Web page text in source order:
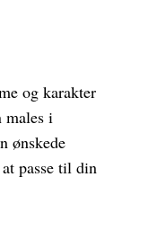
og karakter
males i
ønskede
passe til din